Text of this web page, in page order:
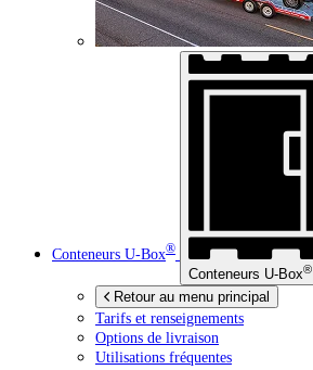
Conteneurs U-Box®
Conteneurs U-Box®
Retour au menu principal
Tarifs et renseignements
Options de livraison
Utilisations fréquentes